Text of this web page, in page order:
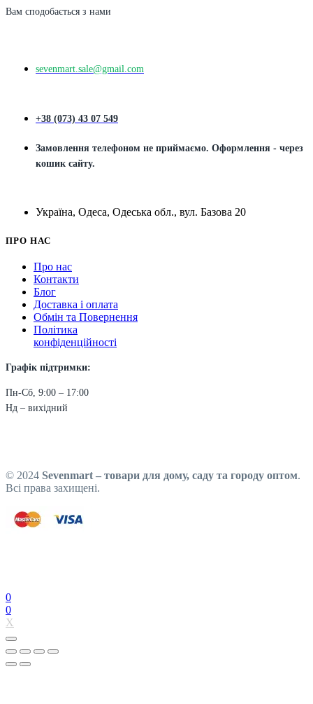
Вам сподобається з нами
sevenmart.sale@gmail.com
+38 (073) 43 07 549
Замовлення телефоном не приймаємо. Оформлення - через
кошик сайту.
Україна, Одеса, Одеська обл., вул. Базова 20
ПРО НАС
Про нас
Контакти
Блог
Доставка і оплата
Обмін та Повернення
Політика
конфіденційності
Графік підтримки:
Пн-Сб, 9:00 – 17:00
Нд – вихідний
© 2024 Sevenmart – товари для дому, саду та городу оптом.
Всі права захищені.
0
0
X